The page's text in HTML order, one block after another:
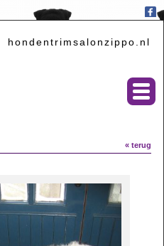
hondentrimsalonzippo.nl
« terug